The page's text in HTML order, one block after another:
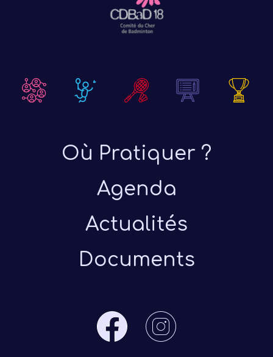
Où Pratiquer ?
Agenda
Actualités
Documents